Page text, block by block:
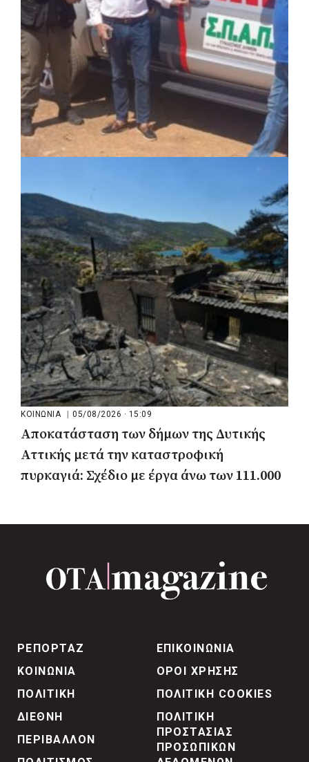
ΣΠΑΠ: Νέα οχήματα πυροπροστασίας σε
Γαλάτσι, Μαρούσι και Λυκόβρυση –
Πεύκη
ΚΟΙΝΩΝΙΑ | 05/08/2026 · 15:09
Αποκατάσταση των δήμων της Δυτικής
Αττικής μετά την καταστροφική
πυρκαγιά: Σχέδιο με έργα άνω των 111.000
ΡΕΠΟΡΤΑΖ
ΚΟΙΝΩΝΙΑ
ΠΟΛΙΤΙΚΗ
ΔΙΕΘΝΗ
ΠΕΡΙΒΑΛΛΟΝ
ΕΠΙΚΟΙΝΩΝΙΑ
ΟΡΟΙ ΧΡΗΣΗΣ
ΠΟΛΙΤΙΚΗ COOKIES
ΠΟΛΙΤΙΚΗ
ΠΡΟΣΤΑΣΙΑΣ
ΠΡΟΣΩΠΙΚΩΝ